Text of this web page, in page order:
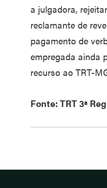
a julgadora,
reclamante de
pagamento de
empregada ainda
recurso ao TRT-
Fonte: TRT 3ª